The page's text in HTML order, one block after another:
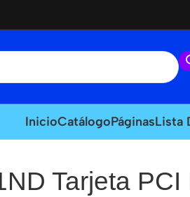
InicioCatálogoPáginasLista
Tarjeta